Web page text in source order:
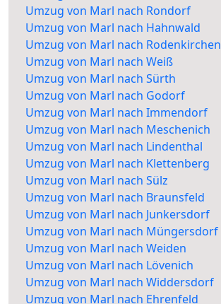
Umzug von Marl nach Rondorf
Umzug von Marl nach Hahnwald
Umzug von Marl nach Rodenkirchen
Umzug von Marl nach Weiß
Umzug von Marl nach Sürth
Umzug von Marl nach Godorf
Umzug von Marl nach Immendorf
Umzug von Marl nach Meschenich
Umzug von Marl nach Lindenthal
Umzug von Marl nach Klettenberg
Umzug von Marl nach Sülz
Umzug von Marl nach Braunsfeld
Umzug von Marl nach Junkersdorf
Umzug von Marl nach Müngersdorf
Umzug von Marl nach Weiden
Umzug von Marl nach Lövenich
Umzug von Marl nach Widdersdorf
Umzug von Marl nach Ehrenfeld